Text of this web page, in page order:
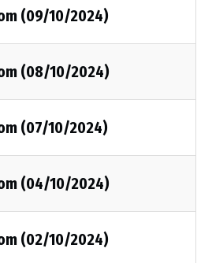
(09/10/2024)
(08/10/2024)
(07/10/2024)
(04/10/2024)
(02/10/2024)